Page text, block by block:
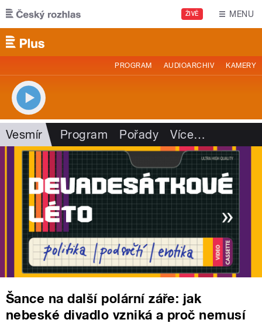
Přejít k hlavnímu obsahu
ŽIVĚ MENU
PROGRAM AUDIOARCHIV KAMERY
Vesmír Program Pořady Více…
Šance na další polární záře: jak
nebeské divadlo vzniká a proč nemusí